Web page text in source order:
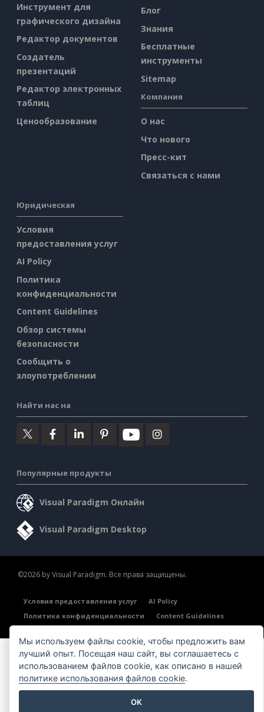
Инструмент для
графического дизайна
Редактор документов
Создатель
презентаций
Редактор электронных
таблиц
Ценообразование
Блог
Знания
Бесплатные
инструменты
Sitemap
Компания
О нас
Что нового
Пресс-кит
Связаться с нами
Юридическая
Условия
предоставления услуг
AI Policy
Политика
конфиденциальности
Content Guidelines
Обзор системы
безопасности
Сообщить о
злоупотреблении
Найти нас на
Популярные продукты
Visual Paradigm Онлайн
Visual Paradigm Desktop
©2026 by Visual Paradigm. Все права защищены.
Условия предоставления услуг
AI Policy
Политика конфиденциальности
Content Guidelines
Мы используем файлы cookie, чтобы предложить вам
лучший опыт. Посещая наш сайт, вы соглашаетесь с
использованием файлов cookie, как описано в нашей
политике использования файлов cookie.
OK